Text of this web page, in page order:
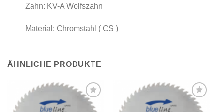
Zahn: KV-A Wolfszahn
Material: Chromstahl ( CS )
ÄHNLICHE PRODUKTE